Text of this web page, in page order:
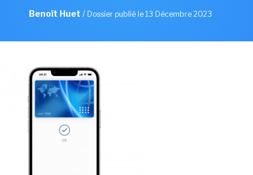
Benoît Huet / Dossier publié le 13 Décembre 2023